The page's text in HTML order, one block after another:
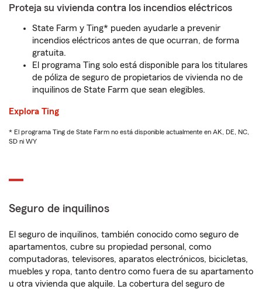
Proteja su vivienda contra los incendios eléctricos
State Farm y Ting* pueden ayudarle a prevenir
incendios eléctricos antes de que ocurran, de forma
gratuita.
El programa Ting solo está disponible para los titulares
de póliza de seguro de propietarios de vivienda no de
inquilinos de State Farm que sean elegibles.
Explora Ting
* El programa Ting de State Farm no está disponible actualmente en AK, DE, NC,
SD ni WY
Seguro de inquilinos
El seguro de inquilinos, también conocido como seguro de
apartamentos, cubre su propiedad personal, como
computadoras, televisores, aparatos electrónicos, bicicletas,
muebles y ropa, tanto dentro como fuera de su apartamento
u otra vivienda que alquile. La cobertura del seguro de